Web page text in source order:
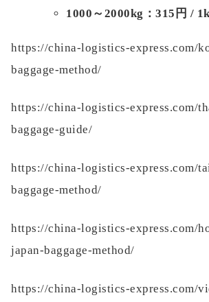
1000～2000kg：315円 /
https://china-logistics-express.com/
baggage-method/
https://china-logistics-express.com/
baggage-guide/
https://china-logistics-express.com/
baggage-method/
https://china-logistics-express.com/
japan-baggage-method/
https://china-logistics-express.com/